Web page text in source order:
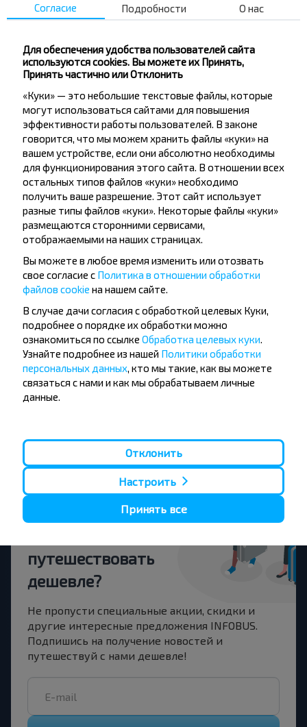
Поставы
Купить
Мядель
Поставы
Купить
Популярные направления из города
Брест
Брест
Брест
Молодечно
Брест
Мядель
Купить
Витебск
путешествовать
дешевле?
Не пропусти специальные акции, скидки и
другие интересные предложения INFOBUS.
Подпишись на получение новостей и
путешествуй с нами дешевле!
Согласие Подробности О нас
Для обеспечения удобства пользователей сайта
используются cookies. Вы можете их Принять,
Принять частично или Отклонить
«Куки» — это небольшие текстовые файлы, которые
могут использоваться сайтами для повышения
эффективности работы пользователей. В законе
говорится, что мы можем хранить файлы «куки» на
вашем устройстве, если они абсолютно необходимы
для функционирования этого сайта. В отношении всех
остальных типов файлов «куки» необходимо
получить ваше разрешение. Этот сайт использует
разные типы файлов «куки». Некоторые файлы «куки»
размещаются сторонними сервисами,
отображаемыми на наших страницах.
Вы можете в любое время изменить или отозвать
свое согласие с Политика в отношении обработки
файлов cookie на нашем сайте.
В случае дачи согласия с обработкой целевых Куки,
подробнее о порядке их обработки можно
ознакомиться по ссылке Обработка целевых куки.
Узнайте подробнее из нашей Политики обработки
персональных данных, кто мы такие, как вы можете
связаться с нами и как мы обрабатываем личные
данные.
Отклонить
Настроить
Принять все